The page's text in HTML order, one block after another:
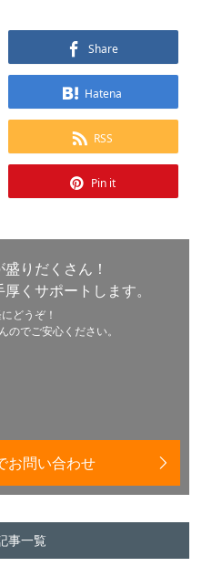
Share
Hatena
RSS
Pin it
りだくさん！
くサポートします。
どうぞ！
のでご安心ください。
お問い合わせ
事一覧